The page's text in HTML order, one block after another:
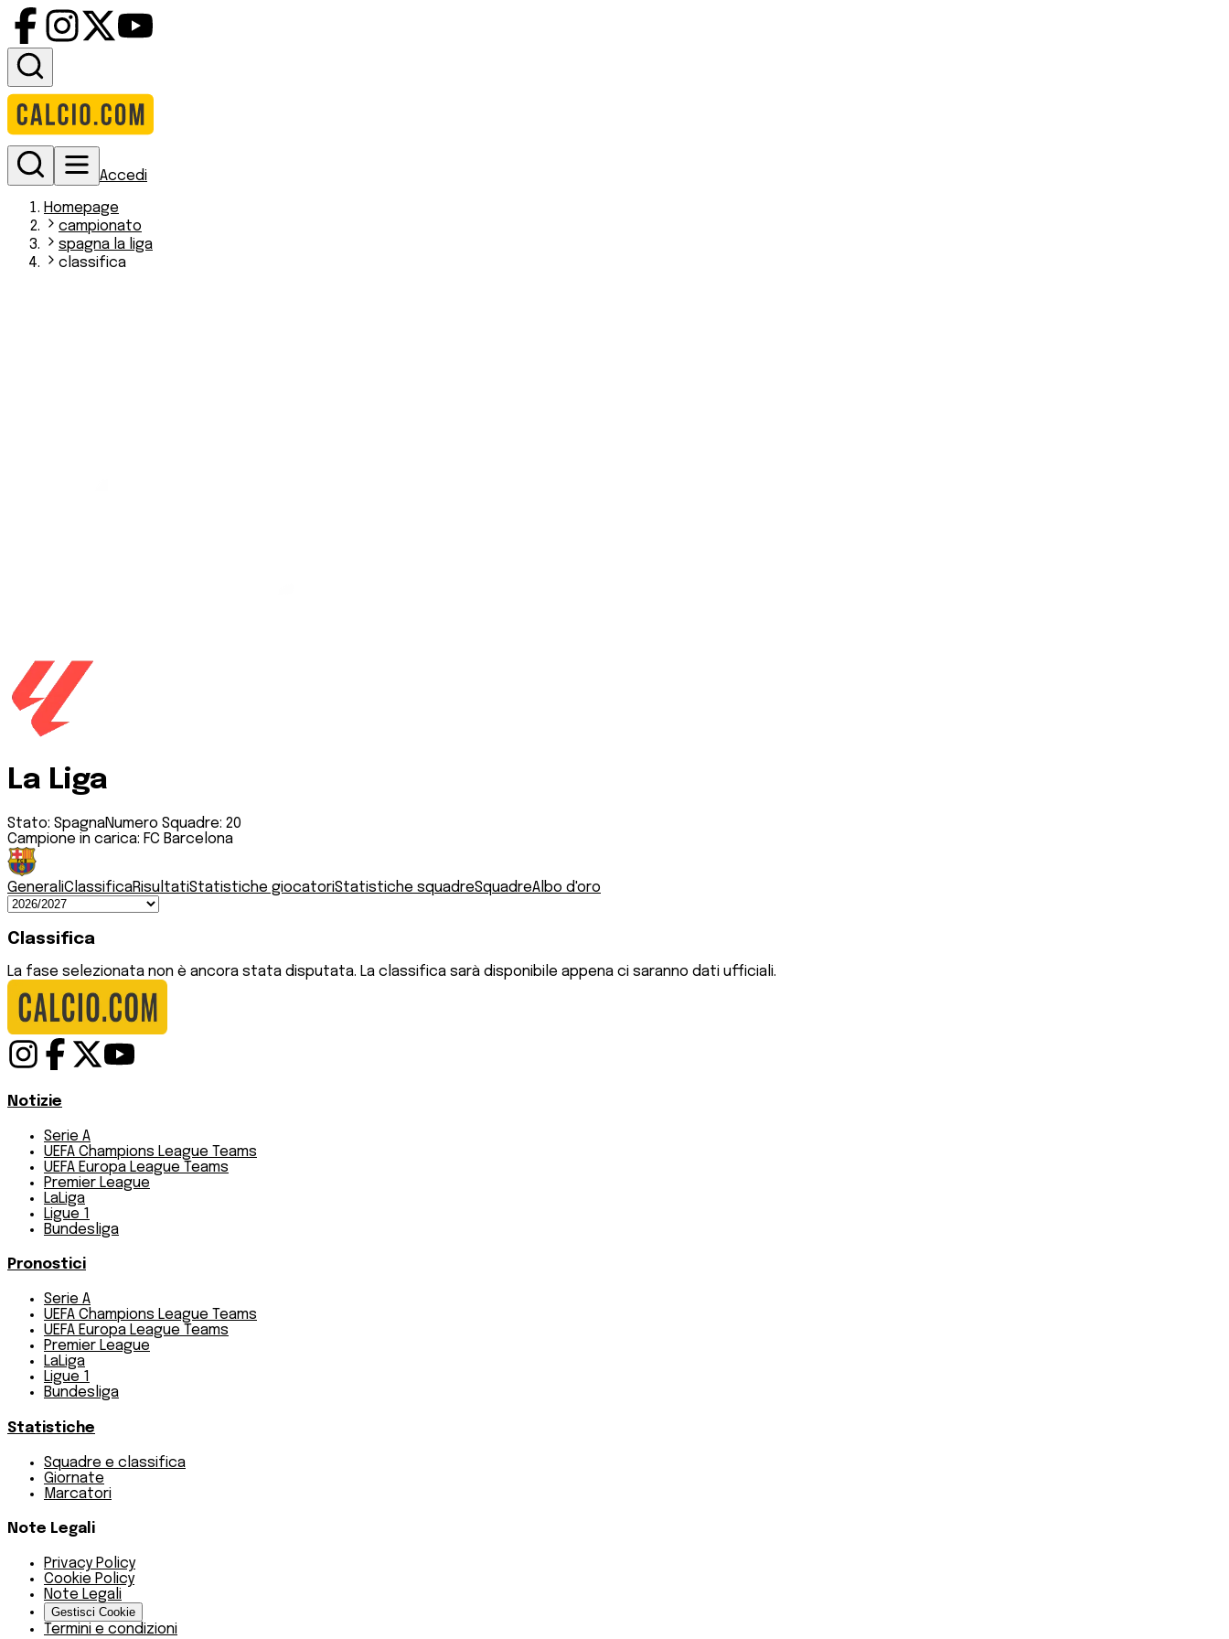
Accedi
Homepage
campionato
spagna la liga
classifica
La Liga
Stato: SpagnaNumero Squadre: 20
Campione in carica: FC Barcelona
GeneraliClassificaRisultatiStatistiche giocatoriStatistiche squadreSquadreAlbo d'oro
Classifica
La fase selezionata non è ancora stata disputata. La classifica sarà disponibile appena ci saranno dati ufficiali.
Notizie
Serie A
UEFA Champions League Teams
UEFA Europa League Teams
Premier League
LaLiga
Ligue 1
Bundesliga
Pronostici
Serie A
UEFA Champions League Teams
UEFA Europa League Teams
Premier League
LaLiga
Ligue 1
Bundesliga
Statistiche
Squadre e classifica
Giornate
Marcatori
Note Legali
Privacy Policy
Cookie Policy
Note Legali
Gestisci Cookie
Termini e condizioni